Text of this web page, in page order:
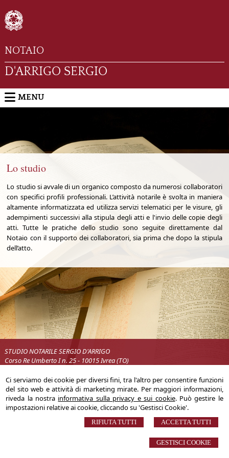
Ci serviamo dei cookie per diversi fini, tra l'altro per consentire funzioni
del sito web e attività di marketing mirate. Per maggiori informazioni,
riveda la nostra informativa sulla privacy e sui cookie. Può gestire le
impostazioni relative ai cookie, cliccando su 'Gestisci Cookie'.
ACCETTA TUTTI
RIFIUTA TUTTI
GESTISCI COOKIE
NOTAIO
D'ARRIGO SERGIO
MENU
Lo studio
Lo studio si avvale di un organico composto da numerosi collaboratori
con specifici profili professionali. L’attività notarile è svolta in maniera
altamente informatizzata ed utilizza servizi telematici per le visure, gli
adempimenti successivi alla stipula degli atti e l'invio delle copie degli
atti. Tutte le pratiche dello studio sono seguite direttamente dal
Notaio con il supporto dei collaboratori, sia prima che dopo la stipula
dell’atto.
STUDIO NOTARILE SERGIO D'ARRIGO
Corso Re Umberto I n. 25 - 10015 Ivrea (TO)
© 2026 Copyright Studio Notarile Sergio D'Arrigo. Tutti i diritti riservati | P.IVA
08202370014 |Sitemap-Privacy-Gestisci Cookie-Credits